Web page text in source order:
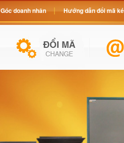
Góc doanh nhân Hướng dẫn đổi mã